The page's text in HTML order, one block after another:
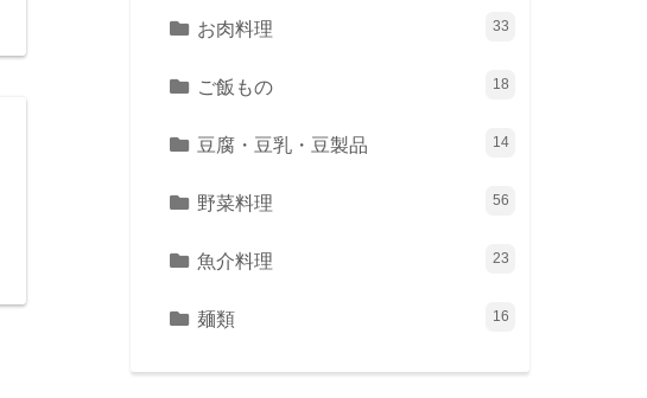
お肉料理 33
ご飯もの 18
豆腐・豆乳・豆製品 14
野菜料理 56
魚介料理 23
麺類 16